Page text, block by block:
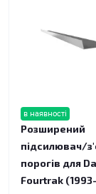
в наявності
Розширений
підсилювач/
порогів для
Fourtrak